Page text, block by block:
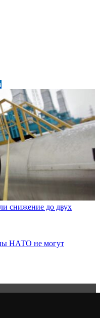
снижение до двух
НАТО не могут